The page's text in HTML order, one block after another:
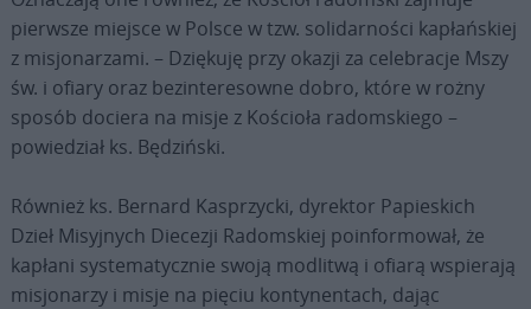
pierwsze miejsce w Polsce w tzw. solidarności kapłańskiej
z misjonarzami. – Dziękuję przy okazji za celebracje Mszy
św. i ofiary oraz bezinteresowne dobro, które w rożny
sposób dociera na misje z Kościoła radomskiego –
powiedział ks. Będziński.
Również ks. Bernard Kasprzycki, dyrektor Papieskich
Dzieł Misyjnych Diecezji Radomskiej poinformował, że
kapłani systematycznie swoją modlitwą i ofiarą wspierają
misjonarzy i misje na pięciu kontynentach, dając